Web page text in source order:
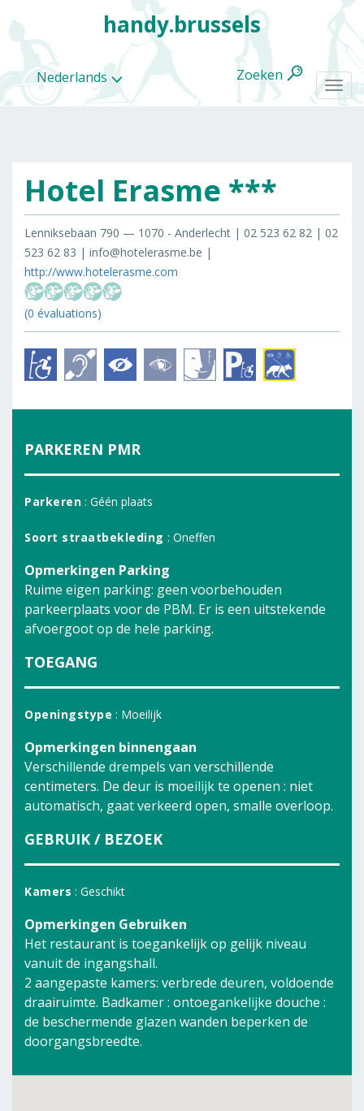
Nederlands
handy.brussels
Zoeken
Hotel Erasme ***
Lenniksebaan 790 — 1070 - Anderlecht | 02 523 62 82 | 02
523 62 83 | info@hotelerasme.be |
http://www.hotelerasme.com
(0 évaluations)
PARKEREN PMR
Parkeren : Géén plaats
Soort straatbekleding : Oneffen
Opmerkingen Parking
Ruime eigen parking: geen voorbehouden
parkeerplaats voor de PBM. Er is een uitstekende
afvoergoot op de hele parking.
TOEGANG
Openingstype : Moeilijk
Opmerkingen binnengaan
Verschillende drempels van verschillende
centimeters. De deur is moeilijk te openen : niet
automatisch, gaat verkeerd open, smalle overloop.
GEBRUIK / BEZOEK
Kamers : Geschikt
Opmerkingen Gebruiken
Het restaurant is toegankelijk op gelijk niveau
vanuit de ingangshall.
2 aangepaste kamers: verbrede deuren, voldoende
draairuimte. Badkamer : ontoegankelijke douche :
de beschermende glazen wanden beperken de
doorgangsbreedte.
Alle
categorieën